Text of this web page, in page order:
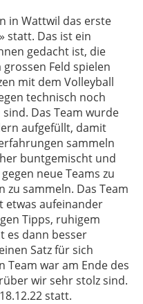
in Wattwil das erste
statt. Das ist ein
gedacht ist, die
Feld spielen
mit dem Volleyball
technisch noch
Das Team wurde
aufgefüllt, damit
sammeln
buntgemischt und
neue Teams zu
zu sammeln. Das Team
etwas aufeinander
Tipps, ruhigem
es dann besser
Satz für sich
Team war am Ende des
wir sehr stolz sind.
statt.